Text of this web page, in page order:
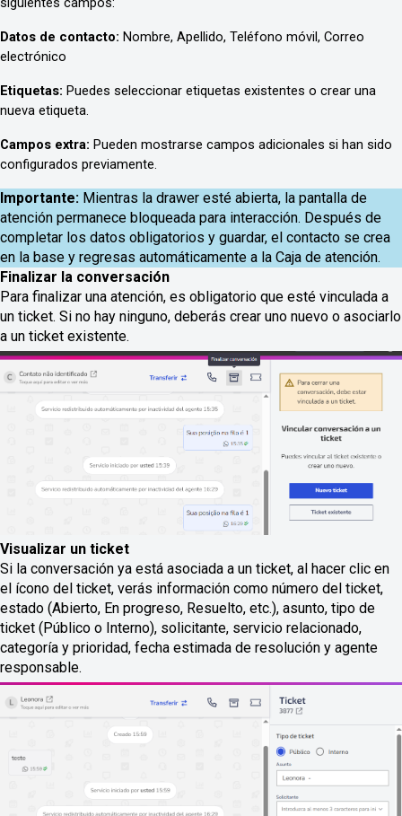
Datos de contacto: Nombre, Apellido, Teléfono móvil, Correo
electrónico
Etiquetas: Puedes seleccionar etiquetas existentes o crear una
nueva etiqueta.
Campos extra: Pueden mostrarse campos adicionales si han sido
configurados previamente.
Importante: Mientras la drawer esté abierta, la pantalla de
atención permanece bloqueada para interacción. Después de
completar los datos obligatorios y guardar, el contacto se crea
en la base y regresas automáticamente a la Caja de atención.
Finalizar la conversación
Para finalizar una atención, es obligatorio que esté vinculada a
un ticket. Si no hay ninguno, deberás crear uno nuevo o asociarlo
a un ticket existente.
Visualizar un ticket
Si la conversación ya está asociada a un ticket, al hacer clic en
el ícono del ticket, verás información como número del ticket,
estado (Abierto, En progreso, Resuelto, etc.), asunto, tipo de
ticket (Público o Interno), solicitante, servicio relacionado,
categoría y prioridad, fecha estimada de resolución y agente
responsable.